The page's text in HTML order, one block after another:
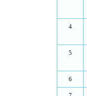
4
5
6